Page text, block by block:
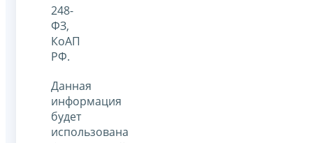
248-
ФЗ,
КоАП
РФ.
Данная
информация
будет
использована